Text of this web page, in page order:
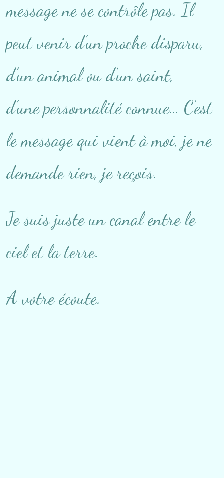
message ne se contrôle pas. Il
peut venir d’un proche disparu,
d’un animal ou d’un saint,
d’une personnalité connue… C’est
le message qui vient à moi, je ne
demande rien, je reçois.
Je suis juste un canal entre le
ciel et la terre.
A votre écoute.